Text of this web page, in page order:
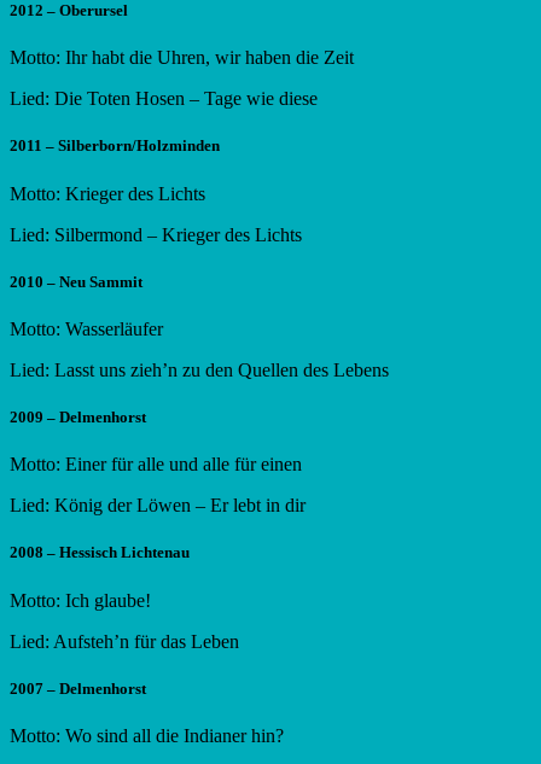
2012 – Oberursel
Motto: Ihr habt die Uhren, wir haben die Zeit
Lied: Die Toten Hosen – Tage wie diese
2011 – Silberborn/Holzminden
Motto: Krieger des Lichts
Lied: Silbermond – Krieger des Lichts
2010 – Neu Sammit
Motto: Wasserläufer
Lied: Lasst uns zieh’n zu den Quellen des Lebens
2009 – Delmenhorst
Motto: Einer für alle und alle für einen
Lied: König der Löwen – Er lebt in dir
2008 – Hessisch Lichtenau
Motto: Ich glaube!
Lied: Aufsteh’n für das Leben
2007 – Delmenhorst
Motto: Wo sind all die Indianer hin?